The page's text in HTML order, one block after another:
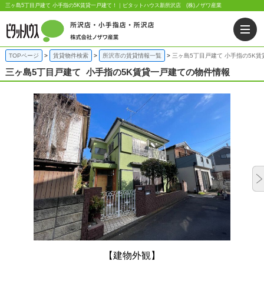
三ヶ島5丁目戸建て 小手指の5K賃貸一戸建て！｜ピタットハウス新所沢店 (株)ノザワ産業
TOPページ 賃貸物件検索 所沢市の賃貸情報一覧 三ヶ島5丁目戸建て 小手指の5K賃
三ヶ島5丁目戸建て 小手指の5K賃貸一戸建ての物件情報
【建物外観】